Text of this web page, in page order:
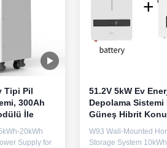
Tipi Pil
300Ah
İle
20kWh
Supply for
51.2V 5kW Ev
Depolama Sistemi
Güneş Hibrit
Depolama
W93 Wall-Mounted
Storage System